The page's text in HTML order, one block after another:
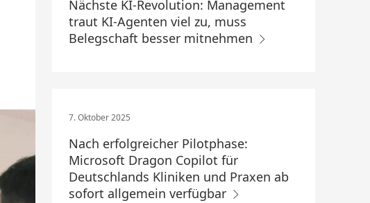
Nächste KI-Revolution: Management
traut KI-Agenten viel zu, muss
Belegschaft besser mitnehmen
7. Oktober 2025
Nach erfolgreicher Pilotphase:
Microsoft Dragon Copilot für
Deutschlands Kliniken und Praxen ab
sofort allgemein verfügbar